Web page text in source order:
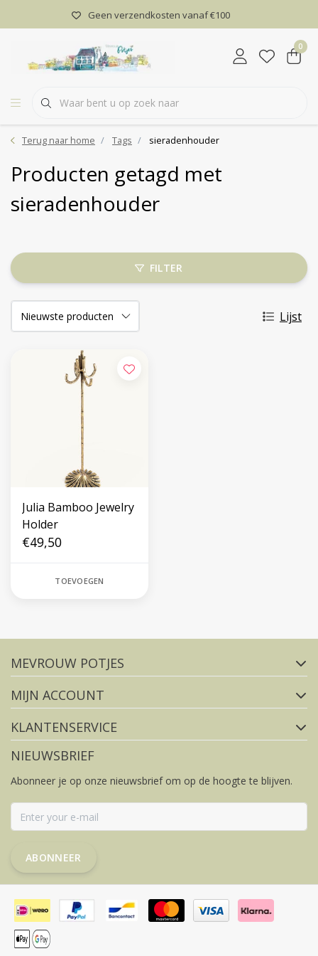
Geen verzendkosten vanaf €100
0
Terug naar home Tags sieradenhouder
Producten getagd met
sieradenhouder
FILTER
Lijst
Julia Bamboo Jewelry
Holder
€49,50
TOEVOEGEN
FACEBOOK
MEVROUW POTJES
MIJN ACCOUNT
KLANTENSERVICE
NIEUWSBRIEF
Abonneer je op onze nieuwsbrief om op de hoogte te blijven.
ABONNEER